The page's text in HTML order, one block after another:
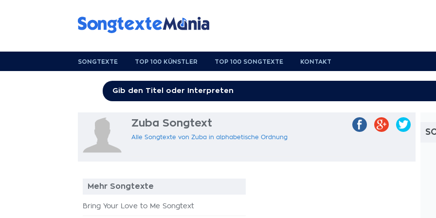
SONGTEXTE TOP 100 KÜNSTLER TOP 100 SONGTEXTE KONTAKT
Zuba Songtext
Alle Songtexte von Zuba in alphabetische Ordnung
Mehr Songtexte
Bring Your Love to Me Songtext